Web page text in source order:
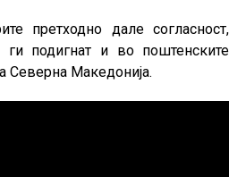
претходно дале согласност,
подигнат и во поштенските
Северна Македонија.